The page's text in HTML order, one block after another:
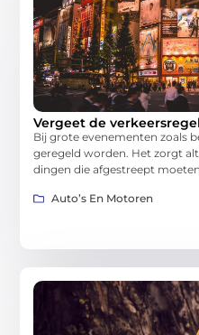
Vergeet de
Bij grote evenementen zoals
geregeld worden. Het zorgt
dingen die afgestreept
Auto’s En Motoren